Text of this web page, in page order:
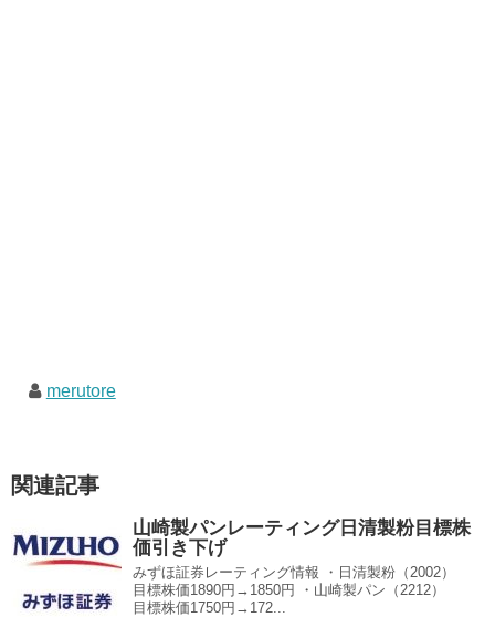
merutore
関連記事
山崎製パンレーティング日清製粉目標株
価引き下げ
みずほ証券レーティング情報 ・日清製粉（2002）
目標株価1890円→1850円 ・山崎製パン（2212）
目標株価1750円→172...